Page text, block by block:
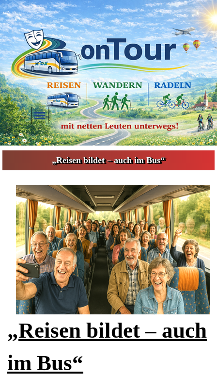
Direkt zum Seiteninhalt
Menü überspringen
„Reisen bildet – auch im Bus“
„Reisen bildet – auch
im Bus“